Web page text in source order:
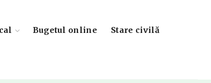
Bugetul online Stare civilă